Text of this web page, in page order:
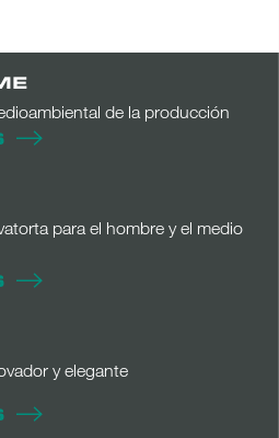
de la producción
para el hombre y el medio
y elegante